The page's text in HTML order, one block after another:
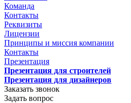
Команда
Контакты
Реквизиты
Лицензии
Принципы и миссия компании
Контакты
Презентация
Презентация для строителей
Презентация для дизайнеров
Заказать звонок
Задать вопрос